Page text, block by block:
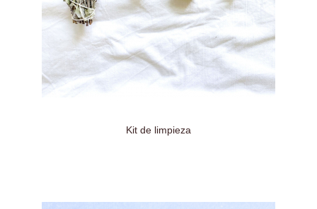
Kit de limpieza